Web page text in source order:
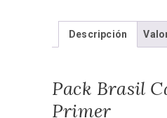
cantidad
Descripción
Pack Brasil
Primer